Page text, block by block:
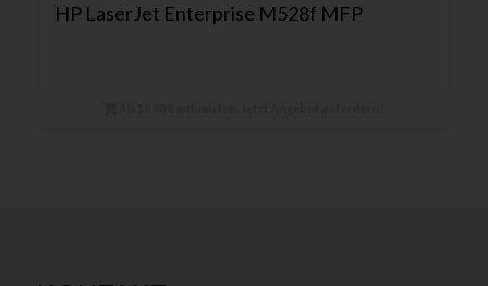
HP LaserJet Enterprise M528f MFP